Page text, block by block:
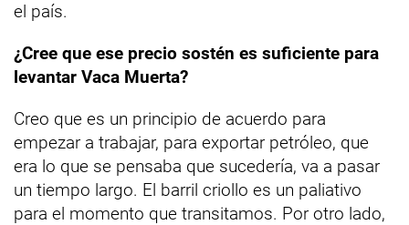
el país.
¿Cree que ese precio sostén es suficiente para
levantar Vaca Muerta?
Creo que es un principio de acuerdo para
empezar a trabajar, para exportar petróleo, que
era lo que se pensaba que sucedería, va a pasar
un tiempo largo. El barril criollo es un paliativo
para el momento que transitamos. Por otro lado,